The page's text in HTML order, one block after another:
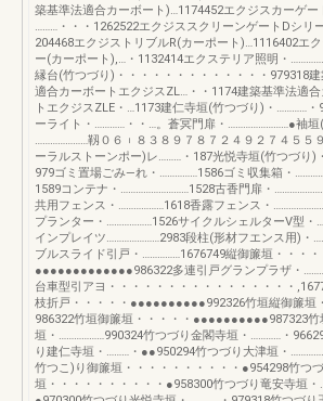
築基準法適合カーボート)…1174452エクジスカーゲー
………・・・1262522エクジススクリーンゲートDシリ
204468エクジストリブルR(カーポート)…1116402エ
ー(カーポート),…・1132414エクステリア照明・
縁台(竹つづり)・・・・・・・・・・・・・979318
適合カーボートエクジスZL…・・1174建築基準法適合
トエクジスZLE・…1173建仁寺垣(竹つづり)・…………・
ーライト・…………・・…。蒼冥門扉・……………………●袖垣
…………………靱０６︲８３８９７８７２４９２７４５５
ーラルストーンポー)レ………・187光悦寺垣(竹つづり)
979ゴミ置場ごみ―れ・……………1586ゴミ収集箱・
1589コンテナ・………………………1528古香門扉・
共用フェンス・………………1618香露フェンス・
プランター・………………1526サイクルシェルターV型・
インプレイツ…………………2983段柱(形材フエンス用)・
ブルスライド引戸・……………1676749縦御簾垣・・・・
●●●●●●●●●●●●●986322多連引戸グランプラザ・
台車型引アヨ・・・・・・・・・・・・・・・・
枝折戸・・・・・●●●●●●●●●●992326竹垣縦御簾
986322竹垣御簾垣・・・・・●●●●●●●●●●987323竹
垣・………………990324竹つづり金閣寺垣・…………・
り建仁寺垣・………・●●950294竹つづり大津垣・
竹つこ)り御簾垣・・・・・・・・・・●954298竹つ
垣・・・・・・・・・・●958300竹つづり竜安寺垣